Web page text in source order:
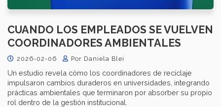
CUANDO LOS EMPLEADOS SE VUELVEN
COORDINADORES AMBIENTALES
2026-02-06 Por Daniela Blei
Un estudio revela cómo los coordinadores de reciclaje
impulsaron cambios duraderos en universidades, integrando
prácticas ambientales que terminaron por absorber su propio
rol dentro de la gestión institucional.